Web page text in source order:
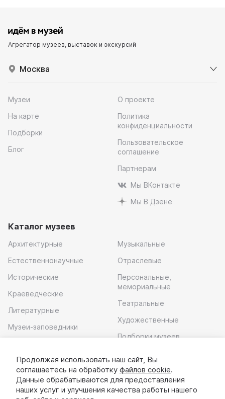
Агрегатор музеев, выставок и экскурсий
Москва
Музеи
На карте
Подборки
Блог
О проекте
Политика
конфиденциальности
Пользовательское
соглашение
Партнерам
Мы ВКонтакте
Мы В Дзене
Каталог музеев
Архитектурные
Естественнонаучные
Исторические
Краеведческие
Литературные
Музеи-заповедники
Музыкальные
Отраслевые
Персональные,
мемориальные
Театральные
Художественные
Подборки музеев
Скачать приложение
Продолжая использовать наш сайт, Вы
соглашаетесь на обработку файлов cookie.
Данные обрабатываются для предоставления
наших услуг и улучшения качества работы нашего